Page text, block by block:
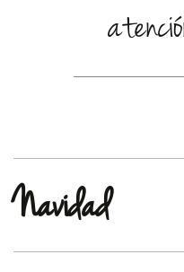
ESENCIALES
Navidad